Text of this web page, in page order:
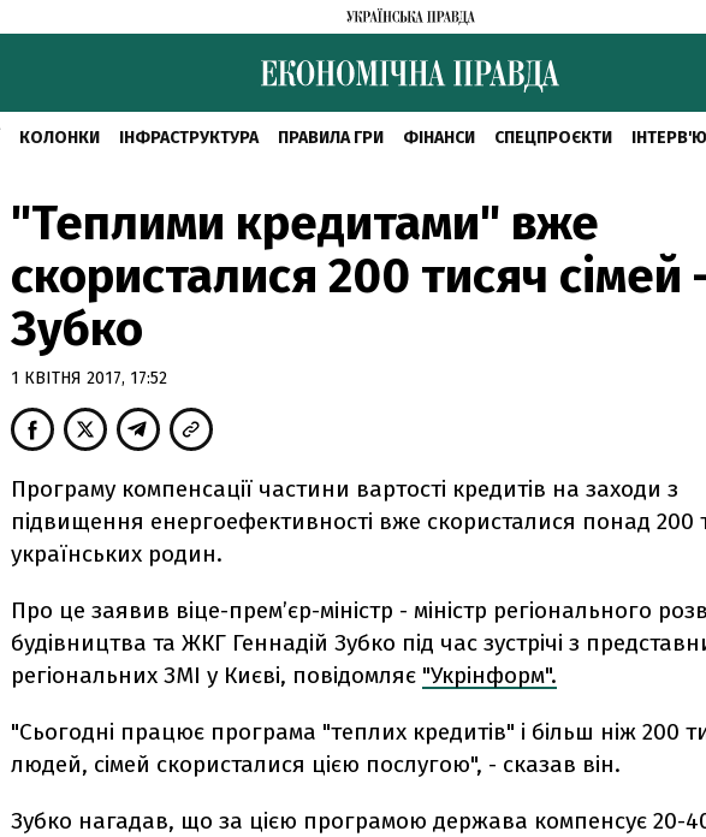
КОЛОНКИ ІНФРАСТРУКТУРА ПРАВИЛА ГРИ ФІНАНСИ СПЕЦПРОЄКТИ ІНТЕРВ'Ю
"Теплими кредитами" вже
скористалися 200 тисяч сімей
Зубко
1 КВІТНЯ 2017, 17:52
Програму компенсації частини вартості кредитів на заходи з
підвищення енергоефективності вже скористалися понад 200
українських родин.
Про це заявив віце-прем’єр-міністр - міністр регіонального
будівництва та ЖКГ Геннадій Зубко під час зустрічі з
регіональних ЗМІ у Києві, повідомляє "Укрінформ".
"Сьогодні працює програма "теплих кредитів" і більш ніж 200
людей, сімей скористалися цією послугою", - сказав він.
Зубко нагадав, що за цією програмою держава компенсує 20-